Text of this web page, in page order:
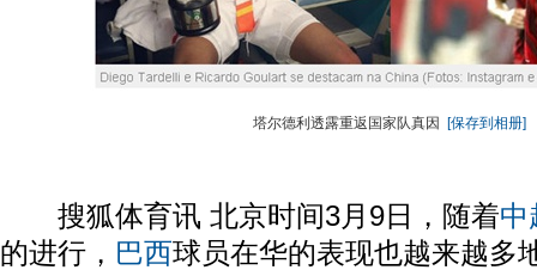
塔尔德利透露重返国家队真因 [保存到相册]
搜狐体育讯 北京时间3月9日，随着中
的进行， 巴西球员在华的表现也越来越多